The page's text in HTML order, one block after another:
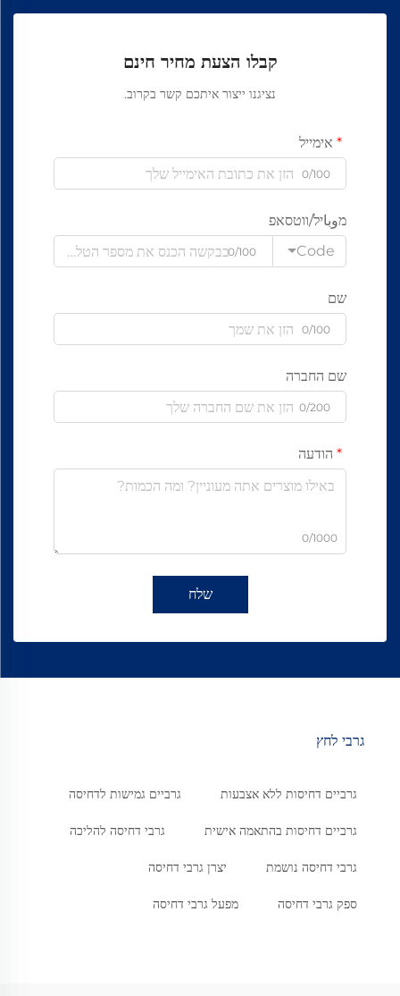
קבלו הצעת מחיר חינם
נציגנו ייצור איתכם קשר בקרוב.
אימייל
0/100
מوباיל/ווטסאפ
Code
0/100
שם
0/100
שם החברה
0/200
הודעה
0/1000
שלח
גרבי לחץ
גרביים דחיסות ללא אצבעות גרביים גמישות לדחיסה
גרביים דחיסות בהתאמה אישית גרבי דחיסה להליכה
גרבי דחיסה נושמת יצרן גרבי דחיסה
ספק גרבי דחיסה מפעל גרבי דחיסה